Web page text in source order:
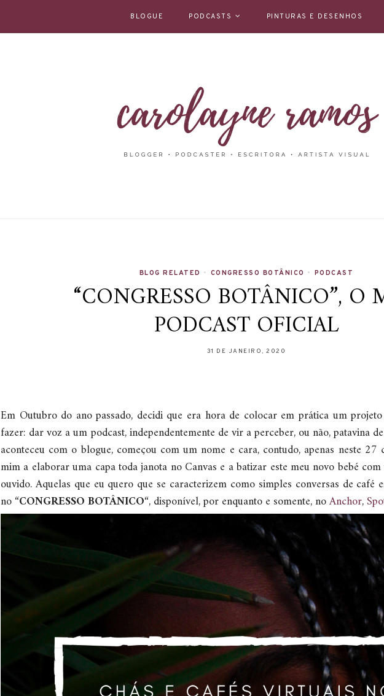
BLOGUE PODCASTS PINTURAS E DESENHOS
BLOG RELATED • CONGRESSO BOTÂNICO • PODCAST
“CONGRESSO BOTÂNICO”, O
PODCAST OFICIAL
31 DE JANEIRO, 2020
Em Outubro do ano passado, decidi que era hora de colocar em prática um
fazer: dar voz a um podcast, independentemente de vir a perceber, ou não, patavina
aconteceu com o blogue, começou com um nome e cara, contudo, apenas neste 27
mim a elaborar uma capa toda janota no Canvas e a batizar este meu novo bebé
ouvido. Aquelas que eu quero que se caracterizem como simples conversas de café
no “CONGRESSO BOTÂNICO“, disponível, por enquanto e somente, noAnchor,